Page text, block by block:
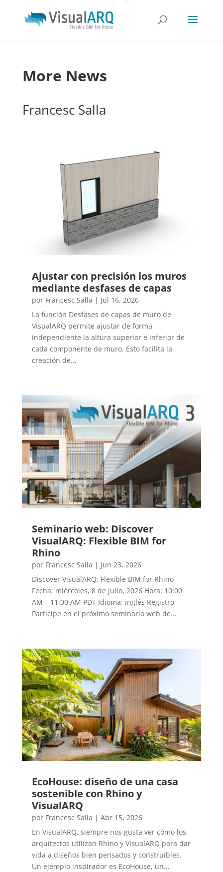
More News
Francesc Salla
Ajustar con precisión los muros
mediante desfases de capas
por Francesc Salla | Jul 16, 2026
La función Desfases de capas de muro de
VisualARQ permite ajustar de forma
independiente la altura superior e inferior de
cada componente de muro. Esto facilita la
creación de...
Seminario web: Discover
VisualARQ: Flexible BIM for
Rhino
por Francesc Salla | Jun 23, 2026
Discover VisualARQ: Flexible BIM for Rhino
Fecha: miércoles, 8 de julio, 2026 Hora: 10:00
AM – 11:00 AM PDT Idioma: inglés Registro
Participe en el próximo seminario web de...
EcoHouse: diseño de una casa
sostenible con Rhino y
VisualARQ
por Francesc Salla | Abr 15, 2026
En VisualARQ, siempre nos gusta ver cómo los
arquitectos utilizan Rhino y VisualARQ para dar
vida a diseños bien pensados y construibles.
Un ejemplo inspirador es EcoHouse, un...